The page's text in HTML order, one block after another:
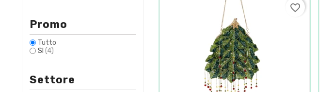
Promo
Tutto
SI (4)
Settore
favorite_border